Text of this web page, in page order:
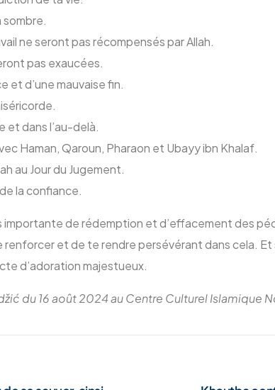
sombre.
ne seront pas récompensés par Allah.
pas exaucées.
et d’une mauvaise fin.
et dans l’au-delà.
Haman, Qaroun, Pharaon et Ubayy ibn Khalaf.
au Jour du Jugement.
la confiance.
importante de rédemption et d’effacement des
et de te rendre persévérant dans cela.
d’adoration majestueux.
du 16 août 2024 au Centre Culturel Islamique